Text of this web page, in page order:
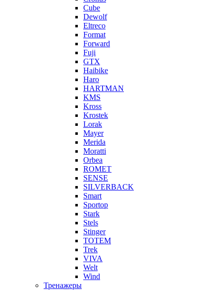
Cube
Dewolf
Eltreco
Format
Forward
Fuji
GTX
Haibike
Haro
HARTMAN
KMS
Kross
Krostek
Lorak
Mayer
Merida
Moratti
Orbea
ROMET
SENSE
SILVERBACK
Smart
Sportop
Stark
Stels
Stinger
TOTEM
Trek
VIVA
Welt
Wind
Тренажеры